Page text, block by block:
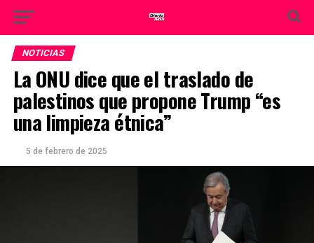
NOTICIAS
La ONU dice que el traslado de
palestinos que propone Trump “es
una limpieza étnica”
5 de febrero de 2025